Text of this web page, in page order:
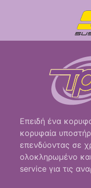
Επειδή ένα
κορυφαία
επενδύοντας σε
ολοκληρωμένο
service για τις